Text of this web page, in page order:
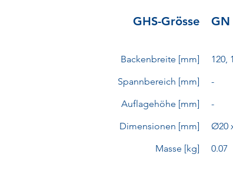
GHS-Grösse GN
Backenbreite [mm]
Spannbereich [mm]
Auflagehöhe [mm]
Dimensionen [mm]
Masse [kg]
120,
-
-
Ø20
0.07